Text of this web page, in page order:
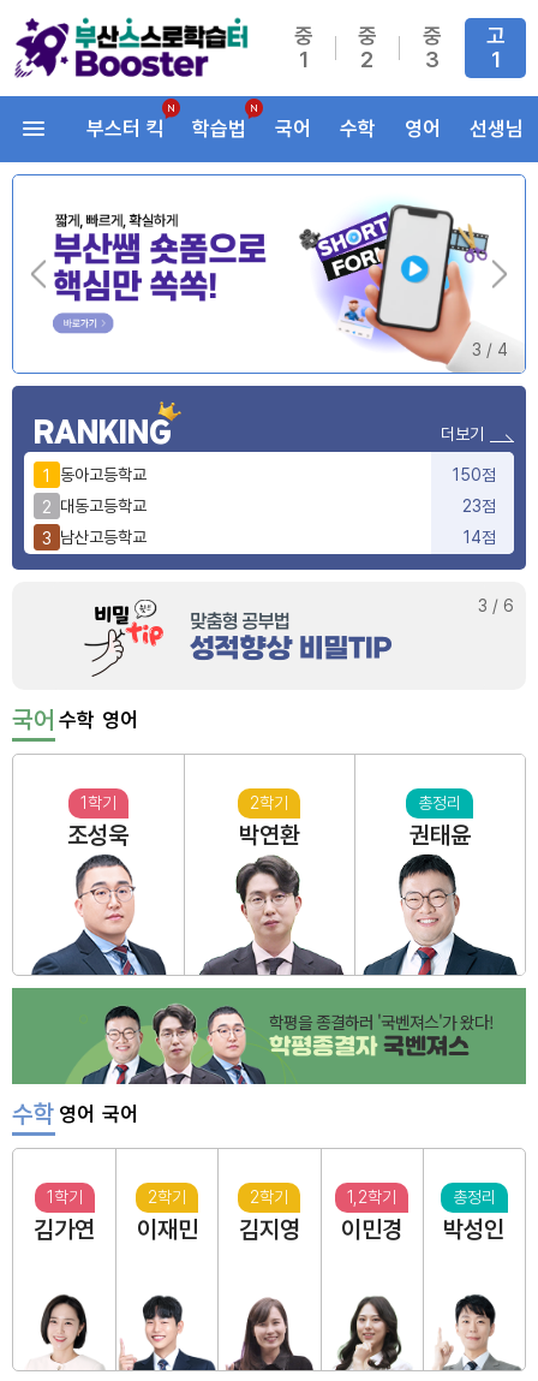
중
1
중
2
중
3
고
1
부스터 킥 학습법 국어 수학 영어 선생님
3 / 4
RANKING 더보기
1 동아고등학교
150점
2 대동고등학교
23점
3 남산고등학교
14점
4 사상고등학교
9점
부산동여자고등학교 6점
3 / 6
국어 수학 영어
1학기
조성욱
2학기
박연환
총정리
권태윤
학평을 종결하러 '국벤져스'가 왔다!
학평종결자국벤져스
수학 영어 국어
1학기
김가연
2학기
이재민
2학기
김지영
1,2학기
이민경
총정리
박성인